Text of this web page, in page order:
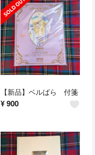
【新品】ベルばら 付箋
¥900